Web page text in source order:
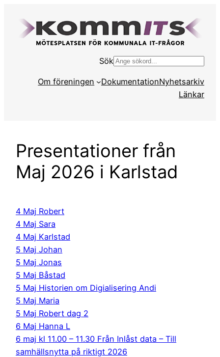
innehåll
SökS
k
Om föreningen DokumentationNyhetsarkiv
Länkar
Presentationer från
Maj 2026 i Karlstad
4 Maj Robert
4 Maj Sara
4 Maj Karlstad
5 Maj Johan
5 Maj Jonas
5 Maj Båstad
5 Maj Historien om Digialisering Andi
5 Maj Maria
5 Maj Robert dag 2
6 Maj Hanna L
6 maj kl 11.00 – 11.30 Från Inlåst data – Till
samhällsnytta på riktigt 2026